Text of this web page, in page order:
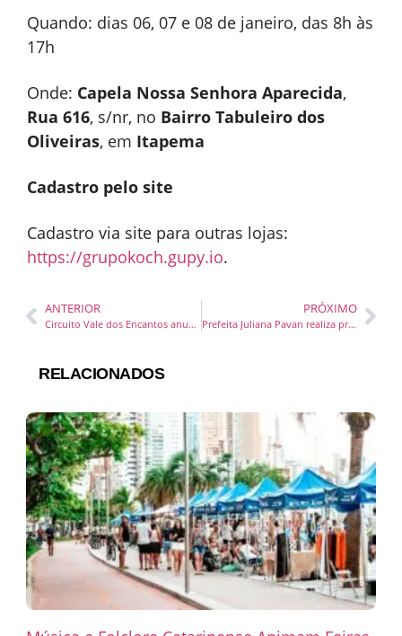
Quando: dias 06, 07 e 08 de janeiro, das 8h às
17h
Onde: Capela Nossa Senhora Aparecida,
Rua 616, s/nr, no Bairro Tabuleiro dos
Oliveiras, em Itapema
Cadastro pelo site
Cadastro via site para outras lojas:
https://grupokoch.gupy.io.
ANTERIOR
Circuito Vale dos Encantos anuncia Calendário Oficial de Pedais 2025
PRÓXIMO
Prefeita Juliana Pavan realiza primeira reunião de secretariado focada na aproximação com a comunidade
RELACIONADOS